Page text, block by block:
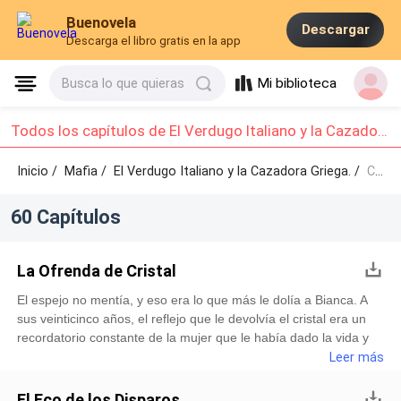
Buenovela
Descarga el libro gratis en la app
Descargar
Busca lo que quieras Mi biblioteca
Todos los capítulos de El Verdugo Italiano y la Cazadora Griega. : Capítulo 1 - Capítulo 10
Inicio / Mafia/El Verdugo Italiano y la Cazadora Griega. / Capítulo 1 - Capítulo 10
60 Capítulos
La Ofrenda de Cristal
El espejo no mentía, y eso era lo que más le dolía a Bianca. A
sus veinticinco años, el reflejo que le devolvía el cristal era un
recordatorio constante de la mujer que le había dado la vida y
cuya ausencia era un agujero negro en su pecho. Tenía los ojos
una piel que parecía esculpida en el mármol más fino del
Leer más